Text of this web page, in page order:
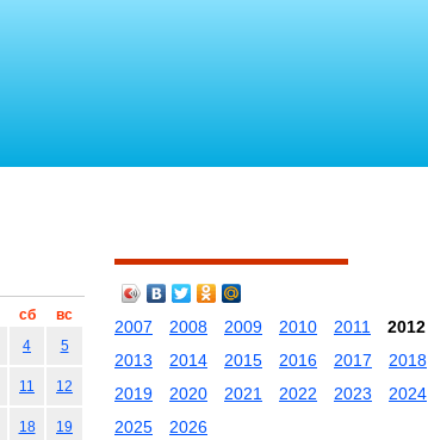
сб
вс
4 5
11 12
18 19
2007 2008 2009 2010 2011
2012
2013
2014 2015 2016 2017
2018
2019
2020 2021 2022 2023
2024
2025
2026